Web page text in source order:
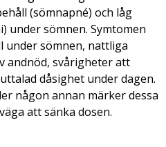
(sömnapné) och låg
under sömnen. Symtomen
under sömnen, nattliga
andnöd, svårigheter att
dåsighet under dagen.
någon annan märker dessa
att sänka dosen.